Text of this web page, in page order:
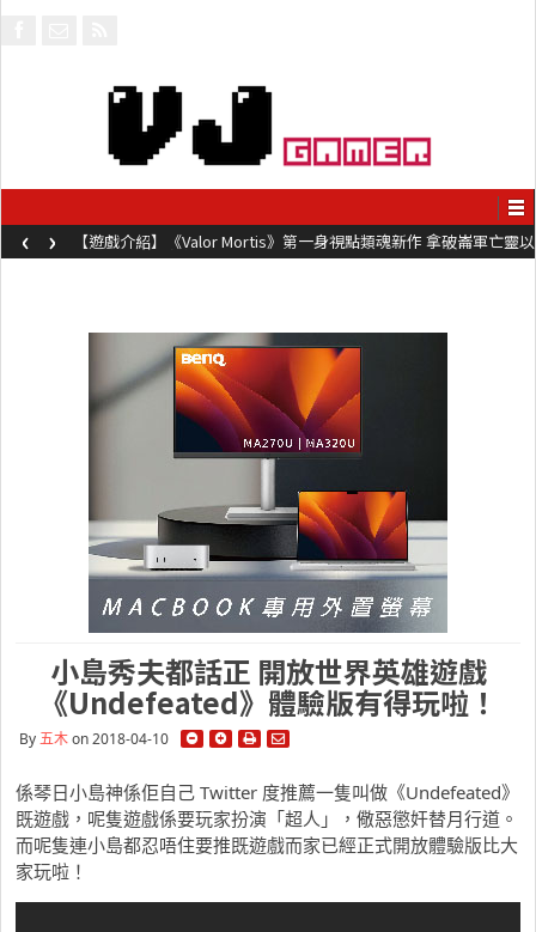
【遊戲介紹】《Steel Maiden 鋼鐵少女》快節奏肉鴿砍殺遊戲 只靠
兩鍵操作動作極致流暢試玩上架中
‹ ›
小島秀夫都話正 開放世界英雄遊戲
《Undefeated》體驗版有得玩啦！
By五木on 2018-04-10
係琴日小島神係佢自己 Twitter 度推薦一隻叫做《Undefeated》
既遊戲，呢隻遊戲係要玩家扮演「超人」，儆惡懲奸替月行道。
而呢隻連小島都忍唔住要推既遊戲而家已經正式開放體驗版比大
家玩啦！